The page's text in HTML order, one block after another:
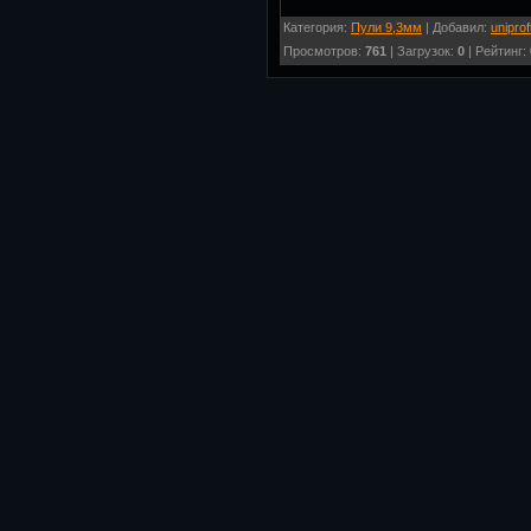
Категория: Пули 9,3мм | Добавил:
Просмотров: 761 | Загрузок: 0 | Рейтинг: